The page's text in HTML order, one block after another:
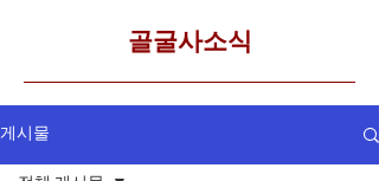
​골굴사소식
게시물